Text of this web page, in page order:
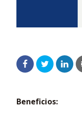
Beneficios: